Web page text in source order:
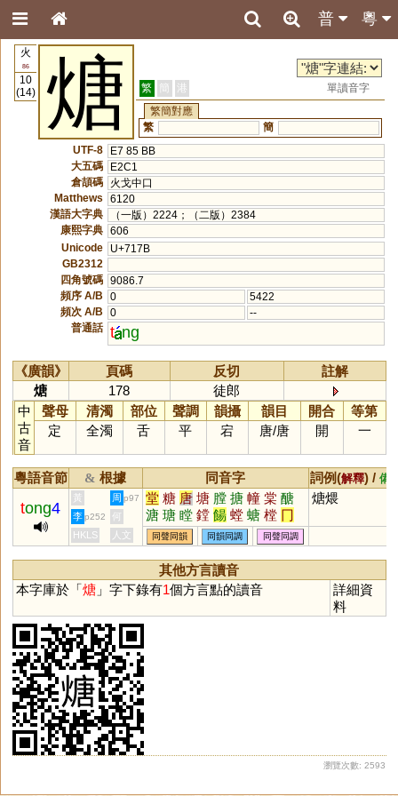
粵
普
火
86
10
(14)
煻 繁 簡 港
單讀音字
繁簡對應
繁
簡
UTF-8
E7 85 BB
大五碼
E2C1
倉頡碼
火戈中口
Matthews
6120
漢語大字典
（一版）2224；（二版）2384
康熙字典 606
Unicode
U+717B
GB2312
四角號碼 9086.7
頻序 A/B
0
5422
頻次 A/B
0
--
普通話 t ng
《廣韻》 頁碼 反切
註解
煻
178
徒郎
中
古
音
聲母 清濁 部位 聲調 韻攝 韻目 開合
等第
定
全濁 舌 平 宕 唐/唐 開 一
粵語音節 & 根據 同音字 詞例(解釋) / 備
tong4
黃 周 p97 堂 糖 唐 塘 膛 搪 幢 棠 醣
溏 瑭 瞠 鏜 餳 螳 螗 樘 冂
鶶 鎕 磄 踼 蓎 橖 榶 嵣 漟
闛 逿 赯
煻煨
李 p252
何
HKLS
人文 同聲同韻 同韻同調 同聲同調
其他方言讀音
本字庫於「煻」字下錄有1個方言點的讀音
詳細資
料
瀏覽次數: 2593